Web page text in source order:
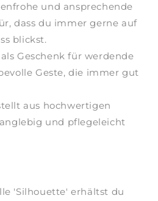
und ansprechende
dass du immer gerne auf
blickst.
Geschenk für werdende
Geste, die immer gut
aus hochwertigen
und pflegeleicht
'Silhouette' erhältst du